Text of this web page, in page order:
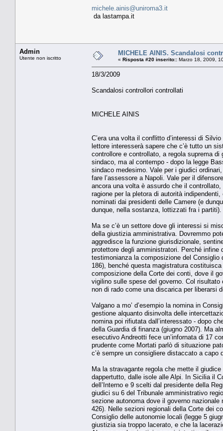
michele.ainis@uniroma3.it
da lastampa.it
Admin
Utente non iscritto
MICHELE AINIS. Scandalosi
« Risposta #20 inserito:: Marzo 18, 2009,
18/3/2009
Scandalosi controllori controllati
MICHELE AINIS
C’era una volta il conflitto d’interessi di
lettore interesserà sapere che c’è tutto un
controllore e controllato, a regola suprema
sindaco, ma al contempo - dopo la legge
sindaco medesimo. Vale per i giudici
fare l’assessore a Napoli. Vale per il
ancora una volta è assurdo che il
ragione per la pletora di autorità
nominati dai presidenti delle Camere (e
dunque, nella sostanza, lottizzati fra i partiti).
Ma se c’è un settore dove gli interessi si
della giustizia amministrativa. Dovremmo
aggredisce la funzione giurisdizionale,
protettore degli amministratori. Perché infine
testimonianza la composizione del
186), benché questa magistratura
composizione della Corte dei conti, dove il
vigilino sulle spese del governo. Col
non di rado come una discarica per liberarsi
Valgano a mo’ d’esempio la nomina in
gestione alquanto disinvolta delle
nomina poi rifiutata dall’interessato - dopo
della Guardia di finanza (giugno 2007). Ma
esecutivo Andreotti fece un’infornata di 17
prudente come Mortati parlò di situazione
c’è sempre un consigliere distaccato a
Ma la stravagante regola che mette il
dappertutto, dalle isole alle Alpi. In Sicilia il
dell’Interno e 9 scelti dal presidente della
giudici su 6 del Tribunale amministrativo
sezione autonoma dove il governo
426). Nelle sezioni regionali della Corte dei
Consiglio delle autonomie locali (legge 5
giustizia sia troppo lacerato, e che la